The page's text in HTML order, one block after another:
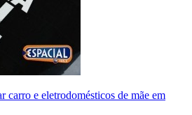
carro e eletrodomésticos de mãe em